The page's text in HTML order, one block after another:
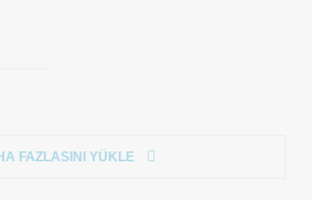
FAZLASINI YÜKLE